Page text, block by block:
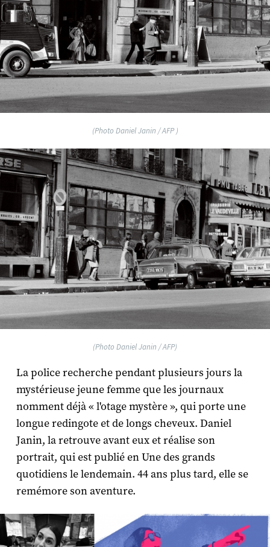
(Photo Daniel Janin / AFP )
(Photo Daniel Janin / AFP)
La police recherche pendant plusieurs jours la
mystérieuse jeune femme que les journaux
nomment déjà « l'otage mystère », qui porte une
longue redingote et de longs cheveux. Daniel
Janin, la retrouve avant eux et réalise son
portrait, qui est publié en Une des grands
quotidiens le lendemain. 44 ans plus tard, elle se
remémore son aventure.